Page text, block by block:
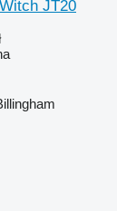
JT20